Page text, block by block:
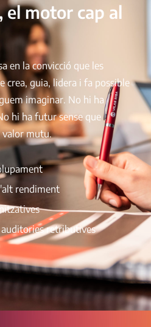
el motor cap al
en la convicció que les
crea, guia, lidera i fa possible
imaginar. No hi ha
hi ha futur sense que
valor mutu.
rendiment
retributives